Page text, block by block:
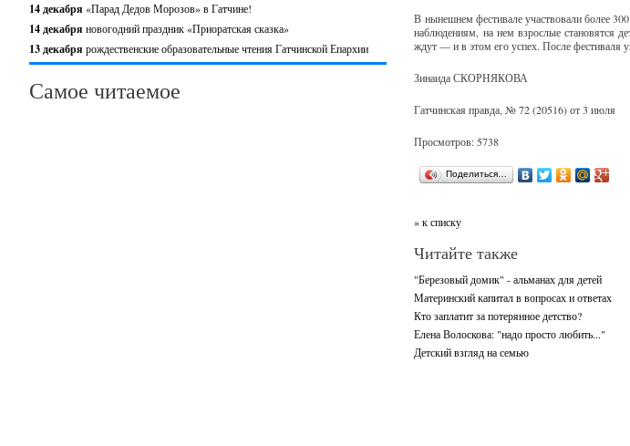
14 декабря «Парад Дедов Морозов» в Гатчине!
14 декабря новогодний праздник «Приоратская сказка»
13 декабря рождественские образовательные чтения Гатчинской Епархии
Самое читаемое
В нынешнем фестивале участвовали более
наблюдениям, на нем взрослые становятся
ждут — и в этом его успех. После фестиваля
Зинаида СКОРНЯКОВА
Гатчинская правда, № 72 (20516) от 3 июля
Просмотров: 5738
Поделиться…
» к списку
Читайте также
"Березовый домик" - альманах для детей
Материнский капитал в вопросах и ответах
Кто заплатит за потерянное детство?
Елена Волоскова: "надо просто любить..."
Детский взгляд на семью